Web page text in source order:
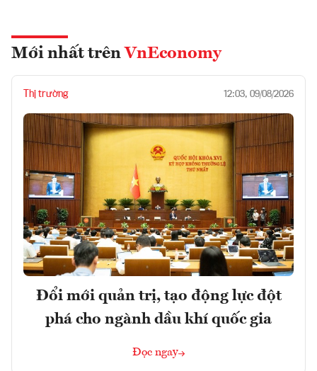
Mới nhất trên VnEconomy
Thị trường 12:03, 09/08/2026
Đổi mới quản trị, tạo động lực đột
phá cho ngành dầu khí quốc gia
Đọc ngay